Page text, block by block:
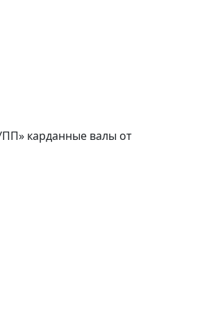
карданные валы от